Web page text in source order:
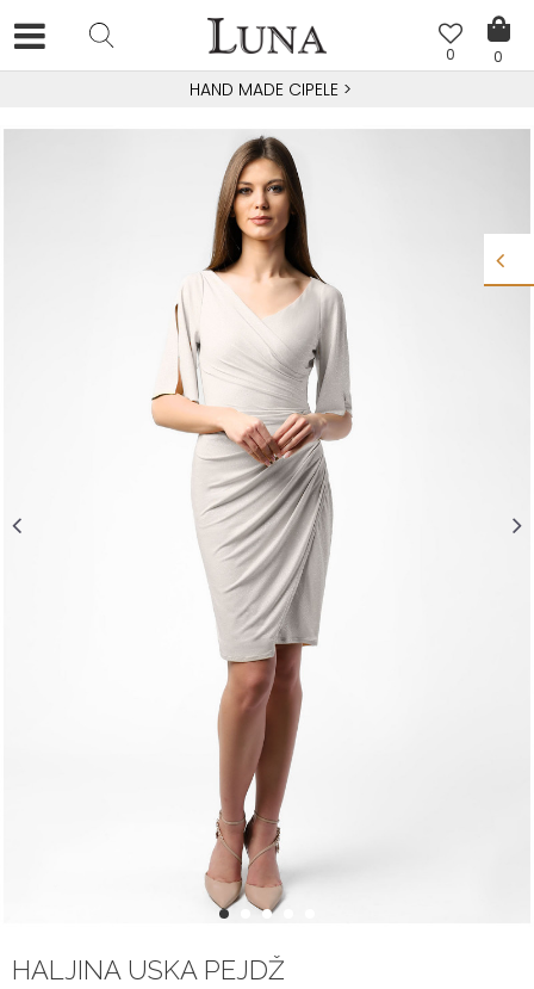
0
0
HAND MADE CIPELE >
1 2 3
HALJINA USKA PEJDŽ